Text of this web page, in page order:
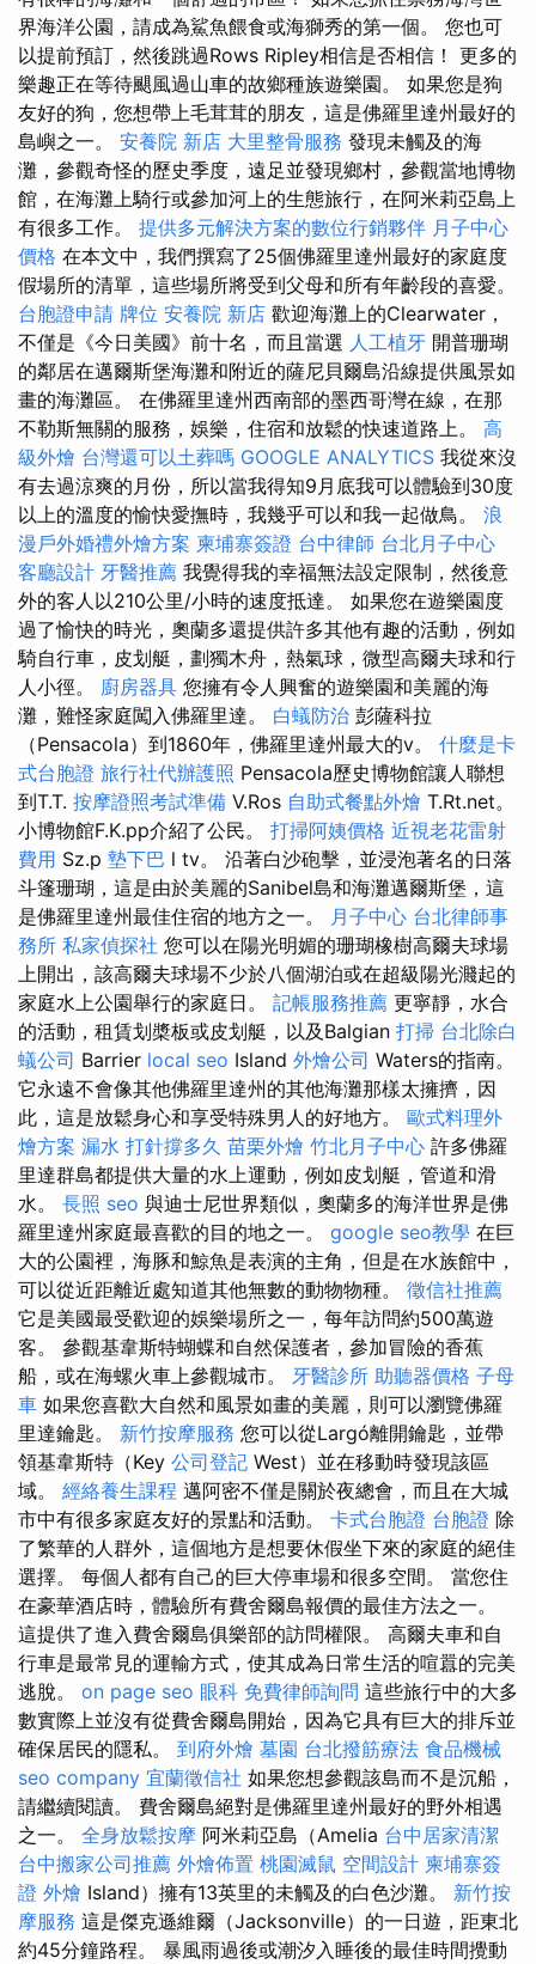
界海洋公園，請成為鯊魚餵食或海獅秀的第一個。 您也可
以提前預訂，然後跳過Rows Ripley相信是否相信！ 更多的
樂趣正在等待颶風過山車的故鄉種族遊樂園。 如果您是狗
友好的狗，您想帶上毛茸茸的朋友，這是佛羅里達州最好的
島嶼之一。 安養院 新店 大里整骨服務 發現未觸及的海
灘，參觀奇怪的歷史季度，遠足並發現鄉村，參觀當地博物
館，在海灘上騎行或參加河上的生態旅行，在阿米莉亞島上
有很多工作。 提供多元解決方案的數位行銷夥伴 月子中心
價格 在本文中，我們撰寫了25個佛羅里達州最好的家庭度
假場所的清單，這些場所將受到父母和所有年齡段的喜愛。
台胞證申請 牌位 安養院 新店 歡迎海灘上的Clearwater，
不僅是《今日美國》前十名，而且當選 人工植牙 開普珊瑚
的鄰居在邁爾斯堡海灘和附近的薩尼貝爾島沿線提供風景如
畫的海灘區。 在佛羅里達州西南部的墨西哥灣在線，在那
不勒斯無關的服務，娛樂，住宿和放鬆的快速道路上。 高
級外燴 台灣還可以土葬嗎 GOOGLE ANALYTICS 我從來沒
有去過涼爽的月份，所以當我得知9月底我可以體驗到30度
以上的溫度的愉快愛撫時，我幾乎可以和我一起做鳥。 浪
漫戶外婚禮外燴方案 柬埔寨簽證 台中律師 台北月子中心
客廳設計 牙醫推薦 我覺得我的幸福無法設定限制，然後意
外的客人以210公里/小時的速度抵達。 如果您在遊樂園度
過了愉快的時光，奧蘭多還提供許多其他有趣的活動，例如
騎自行車，皮划艇，劃獨木舟，熱氣球，微型高爾夫球和行
人小徑。 廚房器具 您擁有令人興奮的遊樂園和美麗的海
灘，難怪家庭闖入佛羅里達。 白蟻防治 彭薩科拉
（Pensacola）到1860年，佛羅里達州最大的v。 什麼是卡
式台胞證 旅行社代辦護照 Pensacola歷史博物館讓人聯想
到T.T. 按摩證照考試準備 V.Ros 自助式餐點外燴 T.Rt.net。
小博物館F.K.pp介紹了公民。 打掃阿姨價格 近視老花雷射
費用 Sz.p 墊下巴 l tv。 沿著白沙砲擊，並浸泡著名的日落
斗篷珊瑚，這是由於美麗的Sanibel島和海灘邁爾斯堡，這
是佛羅里達州最佳住宿的地方之一。
月子中心 台北律師事
務所 私家偵探社 您可以在陽光明媚的珊瑚橡樹高爾夫球場
上開出，該高爾夫球場不少於八個湖泊或在超級陽光濺起的
家庭水上公園舉行的家庭日。 記帳服務推薦 更寧靜，水合
的活動，租賃划槳板或皮划艇，以及Balgian 打掃 台北除白
蟻公司 Barrier local seo Island 外燴公司 Waters的指南。
它永遠不會像其他佛羅里達州的其他海灘那樣太擁擠，因
此，這是放鬆身心和享受特殊男人的好地方。 歐式料理外
燴方案 漏水 打針撐多久 苗栗外燴 竹北月子中心 許多佛羅
里達群島都提供大量的水上運動，例如皮划艇，管道和滑
水。 長照 seo 與迪士尼世界類似，奧蘭多的海洋世界是佛
羅里達州家庭最喜歡的目的地之一。 google seo教學 在巨
大的公園裡，海豚和鯨魚是表演的主角，但是在水族館中，
可以從近距離近處知道其他無數的動物物種。 徵信社推薦
它是美國最受歡迎的娛樂場所之一，每年訪問約500萬遊
客。 參觀基韋斯特蝴蝶和自然保護者，參加冒險的香蕉
船，或在海螺火車上參觀城市。 牙醫診所 助聽器價格 子母
車 如果您喜歡大自然和風景如畫的美麗，則可以瀏覽佛羅
里達鑰匙。 新竹按摩服務 您可以從Largó離開鑰匙，並帶
領基韋斯特（Key 公司登記 West）並在移動時發現該區
域。 經絡養生課程 邁阿密不僅是關於夜總會，而且在大城
市中有很多家庭友好的景點和活動。 卡式台胞證 台胞證 除
了繁華的人群外，這個地方是想要休假坐下來的家庭的絕佳
選擇。 每個人都有自己的巨大停車場和很多空間。 當您住
在豪華酒店時，體驗所有費舍爾島報價的最佳方法之一。
這提供了進入費舍爾島俱樂部的訪問權限。 高爾夫車和自
行車是最常見的運輸方式，使其成為日常生活的喧囂的完美
逃脫。 on page seo 眼科 免費律師詢問 這些旅行中的大多
數實際上並沒有從費舍爾島開始，因為它具有巨大的排斥並
確保居民的隱私。 到府外燴 墓園 台北撥筋療法 食品機械
seo company 宜蘭徵信社 如果您想參觀該島而不是沉船，
請繼續閱讀。 費舍爾島絕對是佛羅里達州最好的野外相遇
之一。 全身放鬆按摩 阿米莉亞島（Amelia 台中居家清潔
台中搬家公司推薦 外燴佈置 桃園滅鼠 空間設計 柬埔寨簽
證 外燴 Island）擁有13英里的未觸及的白色沙灘。 新竹按
摩服務 這是傑克遜維爾（Jacksonville）的一日遊，距東北
約45分鐘路程。 暴風雨過後或潮汐入睡後的最佳時間攪動